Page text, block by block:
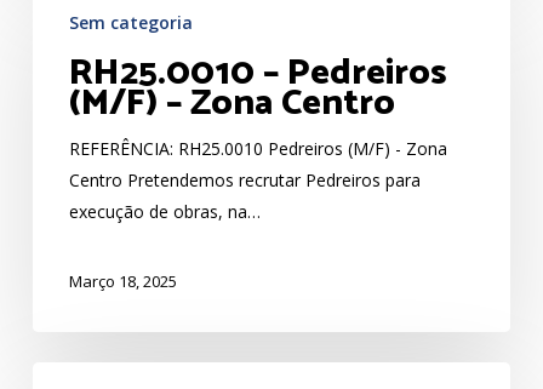
Pedreiros
(M/F)
Zona
Centro
Sem categoria
RH25.0010 – Pedreiros
(M/F) – Zona Centro
REFERÊNCIA: RH25.0010 Pedreiros (M/F) - Zona
Centro Pretendemos recrutar Pedreiros para
execução de obras, na…
Março 18, 2025